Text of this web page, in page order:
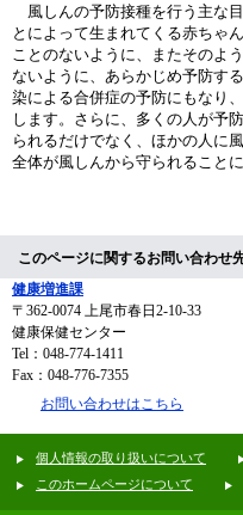
風しんの予防接種を行う主な
とによって生まれてくる赤ちゃ
ことのないように、またそのよ
ないように、あらかじめ予防す
染による合併症の予防にもなり
します。さらに、多くの人が予
られるだけでなく、ほかの人に
全体が風しんから守られることに
このページに関するお問い合わせ
健康増進課
〒362-0074
上尾市春日2-10-33
健康保健センター
Tel：048-774-1411
Fax：048-776-7355
お問い合わせはこちら
個人情報の取り扱いについて
このホームページについて